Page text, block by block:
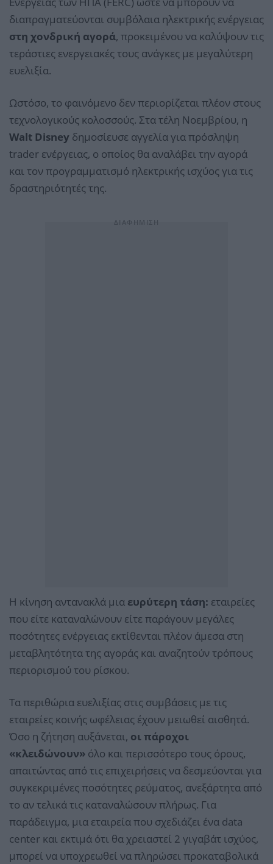
διαπραγματεύονται συμβόλαια ηλεκτρικής ενέργειας
στη χονδρική αγορά, προκειμένου να καλύψουν τις
τεράστιες ενεργειακές τους ανάγκες με μεγαλύτερη
ευελιξία.
Ωστόσο, το φαινόμενο δεν περιορίζεται πλέον στους
τεχνολογικούς κολοσσούς. Στα τέλη Νοεμβρίου, η
Walt Disney δημοσίευσε αγγελία για πρόσληψη
trader ενέργειας, ο οποίος θα αναλάβει την αγορά
και τον προγραμματισμό ηλεκτρικής ισχύος για τις
δραστηριότητές της.
Η κίνηση αντανακλά μια ευρύτερη τάση: εταιρείες
που είτε καταναλώνουν είτε παράγουν μεγάλες
ποσότητες ενέργειας εκτίθενται πλέον άμεσα στη
μεταβλητότητα της αγοράς και αναζητούν τρόπους
περιορισμού του ρίσκου.
Τα περιθώρια ευελιξίας στις συμβάσεις με τις
εταιρείες κοινής ωφέλειας έχουν μειωθεί αισθητά.
Όσο η ζήτηση αυξάνεται, οι πάροχοι
«κλειδώνουν» όλο και περισσότερο τους όρους,
απαιτώντας από τις επιχειρήσεις να δεσμεύονται για
συγκεκριμένες ποσότητες ρεύματος, ανεξάρτητα από
το αν τελικά τις καταναλώσουν πλήρως. Για
παράδειγμα, μια εταιρεία που σχεδιάζει ένα data
center και εκτιμά ότι θα χρειαστεί 2 γιγαβάτ ισχύος,
μπορεί να υποχρεωθεί να πληρώσει προκαταβολικά